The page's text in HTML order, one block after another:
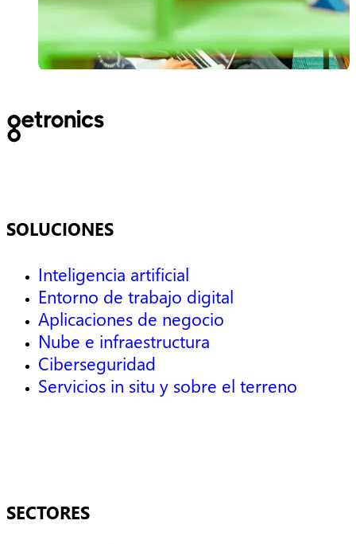
la nube para la transformación
empresarial
SOLUCIONES
Inteligencia artificial
Entorno de trabajo digital
Aplicaciones de negocio
Nube e infraestructura
Ciberseguridad
Servicios in situ y sobre el terreno
SECTORES